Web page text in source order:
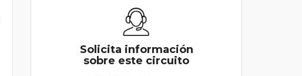
Solicita información
sobre este circuito